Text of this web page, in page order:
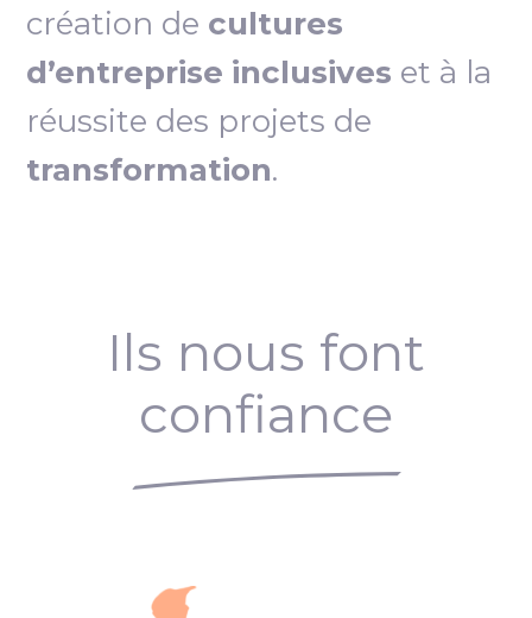
création de cultures
d’entreprise inclusives et à la
réussite des projets de
transformation.
Ils nous font
confiance